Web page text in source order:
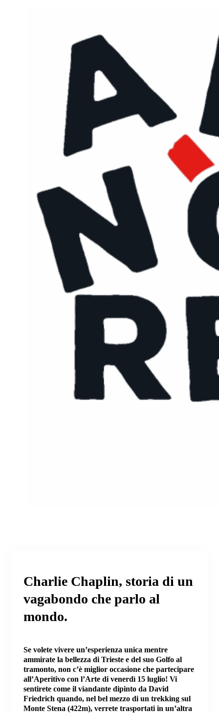
Charlie Chaplin, storia di un
vagabondo che parlo al
mondo.
Se volete vivere un’esperienza unica mentre
ammirate la bellezza di Trieste e del suo Golfo al
tramonto, non c’è miglior occasione che partecipare
all’Aperitivo con l’Arte di venerdì 15 luglio! Vi
sentirete come il viandante dipinto da David
Friedrich quando, nel bel mezzo di un trekking sul
Monte Stena (422m), verrete trasportati in un’altra